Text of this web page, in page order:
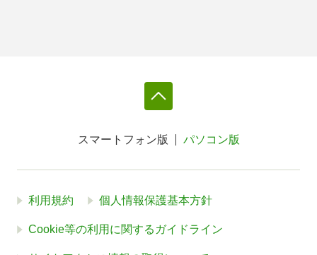
スマートフォン版 パソコン版
利用規約 個人情報保護基本方針
Cookie等の利用に関するガイドライン